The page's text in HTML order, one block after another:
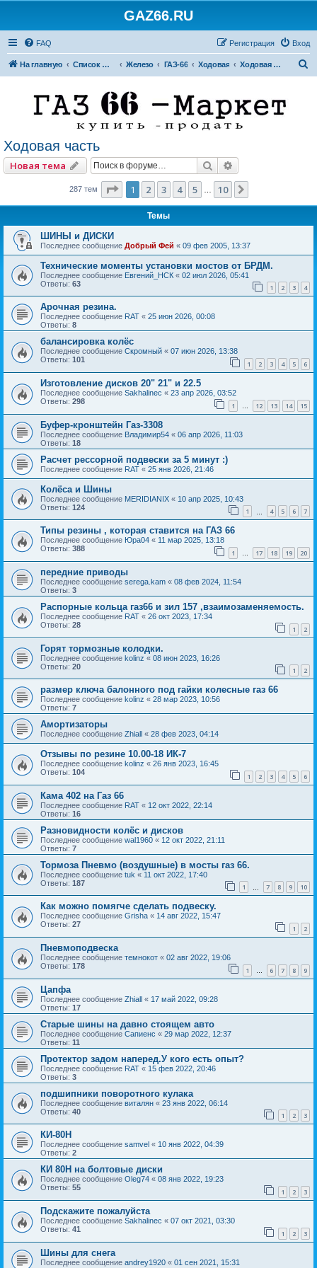
GAZ66.RU
FAQ Вход
Регистрация
На главную Список форумов Железо ГАЗ-66 Ходовая Ходовая часть
Ходовая часть
Новая тема Поиск
287 тем Страница из 10
1 2 3 4 5 10
Темы
ШИНЫ и ДИСКИ
Последнее сообщение Добрый Фей « 09 фев 2005, 13:37
Технические моменты установки мостов от БРДМ.
Последнее сообщение Евгений_НСК « 02 июл 2026, 05:41
Ответы: 63 1 2 3 4
Арочная резина.
Последнее сообщение RAT « 25 июн 2026, 00:08
Ответы: 8
балансировка колёс
Последнее сообщение Скромный « 07 июн 2026, 13:38
Ответы: 101 1 2 3 4 5 6
Изготовление дисков 20" 21" и 22.5
Последнее сообщение Sakhalinec « 23 апр 2026, 03:52
Ответы: 298 1 … 12 13 14 15
Буфер-кронштейн Газ-3308
Последнее сообщение Владимир54 « 06 апр 2026, 11:03
Ответы: 18
Расчет рессорной подвески за 5 минут :)
Последнее сообщение RAT « 25 янв 2026, 21:46
Колёса и Шины
Последнее сообщение MERIDIANIX « 10 апр 2025, 10:43
Ответы: 124 1 4 5 6 7
Типы резины , которая ставится на ГАЗ 66
Последнее сообщение Юра04 « 11 мар 2025, 13:18
Ответы: 388 1 … 17 18 19 20
передние приводы
Последнее сообщение serega.kam « 08 фев 2024, 11:54
Ответы: 3
Распорные кольца газ66 и зил 157 ,взаимозаменяемость.
Последнее сообщение RAT « 26 окт 2023, 17:34
Ответы: 28 1 2
Горят тормозные колодки.
Последнее сообщение kolinz « 08 июн 2023, 16:26
Ответы: 20 1 2
размер ключа балонного под гайки колесные газ 66
Последнее сообщение kolinz « 28 мар 2023, 10:56
Ответы: 7
Амортизаторы
Последнее сообщение Zhiall « 28 фев 2023, 04:14
Отзывы по резине 10.00-18 ИК-7
Последнее сообщение kolinz « 26 янв 2023, 16:45
Ответы: 104 1 2 3 4 5 6
Кама 402 на Газ 66
Последнее сообщение RAT « 12 окт 2022, 22:14
Ответы: 16
Разновидности колёс и дисков
Последнее сообщение wal1960 « 12 окт 2022, 21:11
Ответы: 7
Тормоза Пневмо (воздушные) в мосты газ 66.
Последнее сообщение tuk « 11 окт 2022, 17:40
Ответы: 187 1 7 8 9 10
Как можно помягче сделать подвеску.
Последнее сообщение Grisha « 14 авг 2022, 15:47
Ответы: 27 1 2
Пневмоподвеска
Последнее сообщение темнокот « 02 авг 2022, 19:06
Ответы: 178 1 … 6 7 8 9
Цапфа
Последнее сообщение Zhiall « 17 май 2022, 09:28
Ответы: 17
Старые шины на давно стоящем авто
Последнее сообщение Сапиенс « 29 мар 2022, 12:37
Ответы: 11
Протектор задом наперед.У кого есть опыт?
Последнее сообщение RAT « 15 фев 2022, 20:46
Ответы: 3
подшипники поворотного кулака
Последнее сообщение виталян « 23 янв 2022, 06:14
Ответы: 40 1 2 3
КИ-80Н
Последнее сообщение samvel « 10 янв 2022, 04:39
Ответы: 2
КИ 80Н на болтовые диски
Последнее сообщение Oleg74 « 08 янв 2022, 19:23
Ответы: 55 1 2 3
Подскажите пожалуйста
Последнее сообщение Sakhalinec « 07 окт 2021, 03:30
Ответы: 41 1 2 3
Шины для снега
Последнее сообщение andrey1920 « 01 сен 2021, 15:31